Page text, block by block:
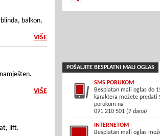
balkon,
VIŠE
VIŠE
lift.
POŠALJITE BESPLATNI MALI OGLAS
SMS PORUKOM
Besplatan mali oglas do
karaktera možete predati
porukom na
091 210 501 (7 dana)
INTERNETOM
Besplatan mali oglas